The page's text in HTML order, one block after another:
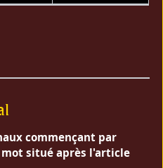
commençant par
mot situé après l'article